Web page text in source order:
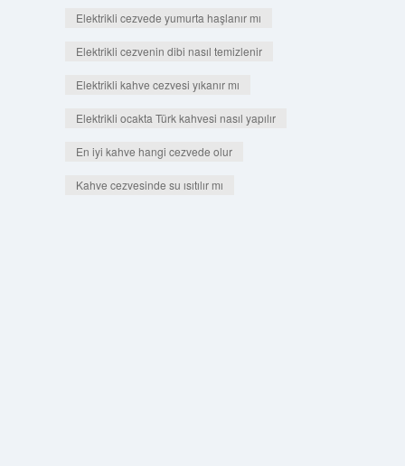
Elektrikli cezvede yumurta haşlanır mı
Elektrikli cezvenin dibi nasıl temizlenir
Elektrikli kahve cezvesi yıkanır mı
Elektrikli ocakta Türk kahvesi nasıl yapılır
En iyi kahve hangi cezvede olur
Kahve cezvesinde su ısıtılır mı